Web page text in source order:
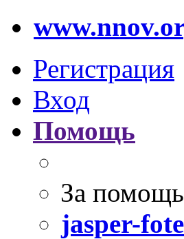
Регистрация
Вход
Помощь
За
jasper-